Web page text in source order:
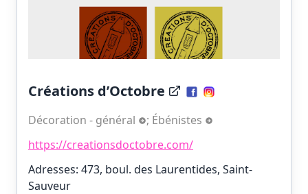
Créations d’Octobre
Décoration - général ; Ébénistes
https://creationsdoctobre.com/
Adresses: 473, boul. des Laurentides, Saint-
Sauveur